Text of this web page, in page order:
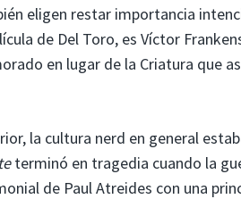
eligen restar importancia
de Del Toro, es Víctor
en lugar de la Criatura que
la cultura nerd en general
terminó en tragedia cuando la
de Paul Atreides con una